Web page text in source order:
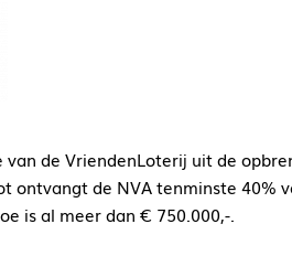
de VriendenLoterij uit de
ontvangt de NVA tenminste 40%
is al meer dan € 750.000,-.